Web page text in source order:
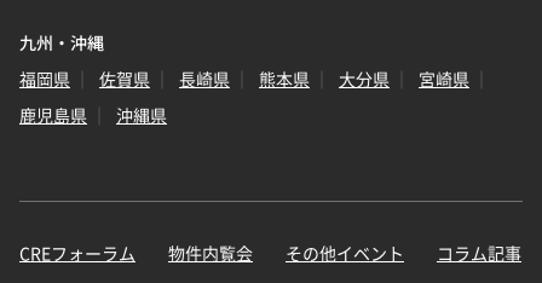
九州・沖縄
福岡県
佐賀県 長崎県 熊本県 大分県
宮崎県
鹿児島県
沖縄県
CREフォーラム 物件内覧会 その他イベント コラム記事